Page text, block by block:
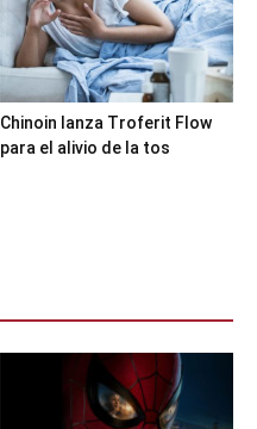
Chinoin lanza Troferit Flow
para el alivio de la tos